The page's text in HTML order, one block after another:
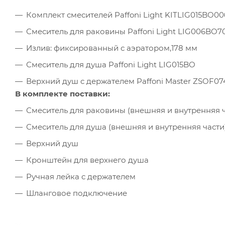
Комплект смесителей Paffoni Light
Смеситель для раковины Paffoni Light
Излив: фиксированный с аэратором,178 мм
Смеситель для душа Paffoni Light LIG015BO
Верхний душ с держателем Paffoni Master
В комплекте поставки:
Смеситель для раковины (внешняя и внутренняя
Смеситель для душа (внешняя и внутренняя
Верхний душ
Кронштейн для верхнего душа
Ручная лейка с держателем
Шланговое подключение